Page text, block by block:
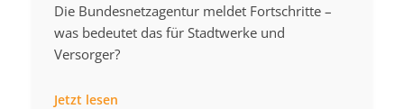
Die Bundesnetzagentur meldet Fortschritte –
was bedeutet das für Stadtwerke und
Versorger?
Jetzt lesen